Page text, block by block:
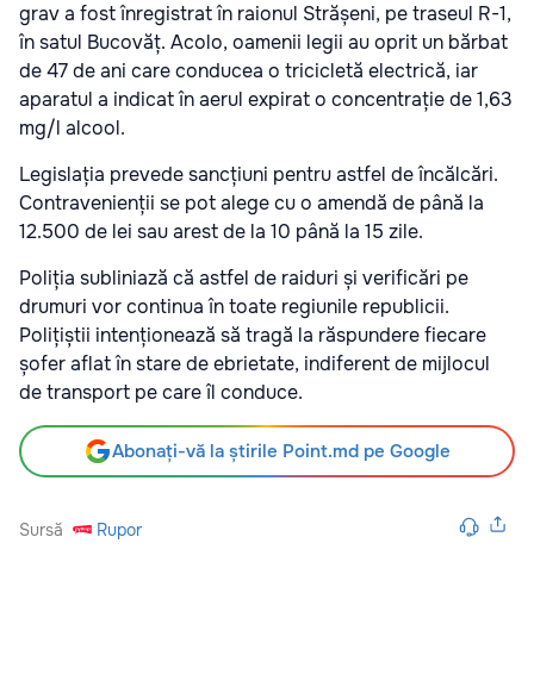
grav a fost înregistrat în raionul Strășeni, pe traseul R-1,
în satul Bucovăț. Acolo, oamenii legii au oprit un bărbat
de 47 de ani care conducea o tricicletă electrică, iar
aparatul a indicat în aerul expirat o concentrație de 1,63
mg/l alcool.
Legislația prevede sancțiuni pentru astfel de încălcări.
Contravenienții se pot alege cu o amendă de până la
12.500 de lei sau arest de la 10 până la 15 zile.
Poliția subliniază că astfel de raiduri și verificări pe
drumuri vor continua în toate regiunile republicii.
Polițiștii intenționează să tragă la răspundere fiecare
șofer aflat în stare de ebrietate, indiferent de mijlocul
de transport pe care îl conduce.
Abonați-vă la știrile Point.md pe Google
Sursă Rupor